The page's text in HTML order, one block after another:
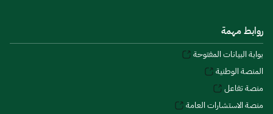
روابط مهمة
بوابة البيانات المفتوحة
المنصة الوطنية
منصة تفاعل
منصة الاستشارات العامة